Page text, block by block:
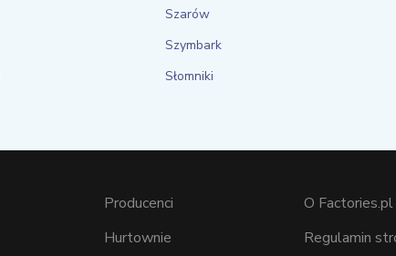
Szarów
Szymbark
Słomniki
Producenci
Hurtownie
O Factories.pl
Regulamin